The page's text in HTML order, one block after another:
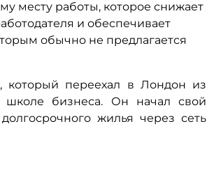
месту работы, которое снижает
и обеспечивает
обычно не предлагается
который переехал в Лондон из
школе бизнеса. Он начал свой
жилья через сеть